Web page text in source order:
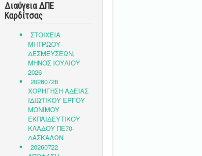
Διαύγεια ΔΠΕ
Καρδίτσας